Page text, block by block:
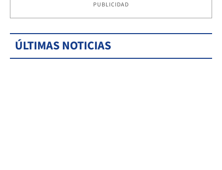
PUBLICIDAD
ÚLTIMAS NOTICIAS